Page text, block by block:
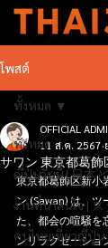
โพสต์
ทั้งหมด
ญี่ปุ่นวันนี้ | 日本
งานที่น่าสนใจ |
คนไทยเที่ยวญี่ปุ่น
ทั้งหมด
サワン 東京都葛
OFFICIAL
11 ส.ค. 2567
東京都葛飾区新小
ン (Sawan) は、ツ
た、都会の喧騒を
ンリラクゼーショ